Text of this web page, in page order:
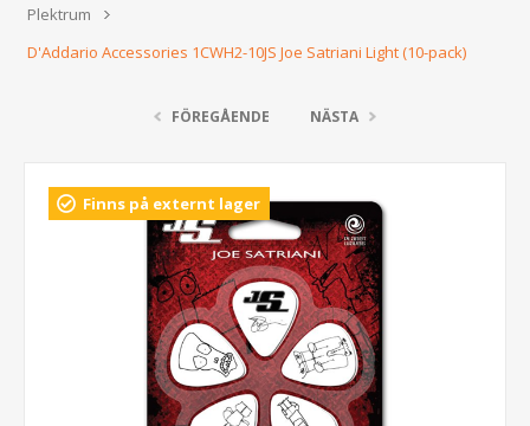
Plektrum
D'Addario Accessories 1CWH2-10JS Joe Satriani Light (10-pack)
FÖREGÅENDE NÄSTA
Finns på externt lager